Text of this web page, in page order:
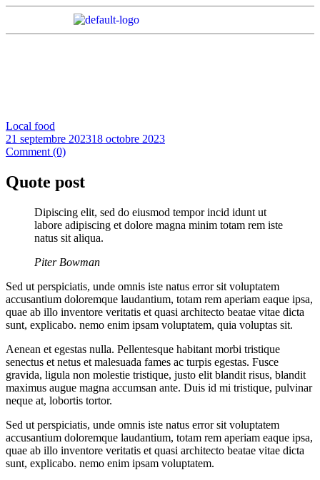
Local food
21 septembre 202318 octobre 2023
Comment (0)
Quote post
Dipiscing elit, sed do eiusmod tempor incid idunt ut
labore adipiscing et dolore magna minim totam rem iste
natus sit aliqua.
Piter Bowman
Sed ut perspiciatis, unde omnis iste natus error sit voluptatem
accusantium doloremque laudantium, totam rem aperiam eaque ipsa,
quae ab illo inventore veritatis et quasi architecto beatae vitae dicta
sunt, explicabo. nemo enim ipsam voluptatem, quia voluptas sit.
Aenean et egestas nulla. Pellentesque habitant morbi tristique
senectus et netus et malesuada fames ac turpis egestas. Fusce
gravida, ligula non molestie tristique, justo elit blandit risus, blandit
maximus augue magna accumsan ante. Duis id mi tristique, pulvinar
neque at, lobortis tortor.
Sed ut perspiciatis, unde omnis iste natus error sit voluptatem
accusantium doloremque laudantium, totam rem aperiam eaque ipsa,
quae ab illo inventore veritatis et quasi architecto beatae vitae dicta
sunt, explicabo. nemo enim ipsam voluptatem.